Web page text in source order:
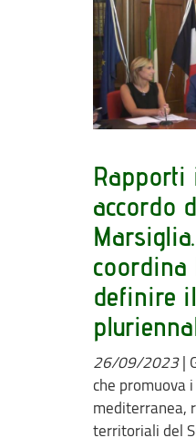
Rapporti
accordo
coordina
definire
26/09/2023|
che promuova
mediterranea,
territoriali del